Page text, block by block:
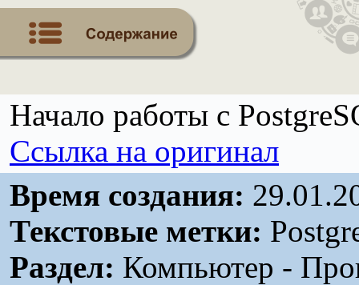
Начало работы с
Ссылка на оригинал
Время создания:
Текстовые метки:
Раздел: Компьютер -